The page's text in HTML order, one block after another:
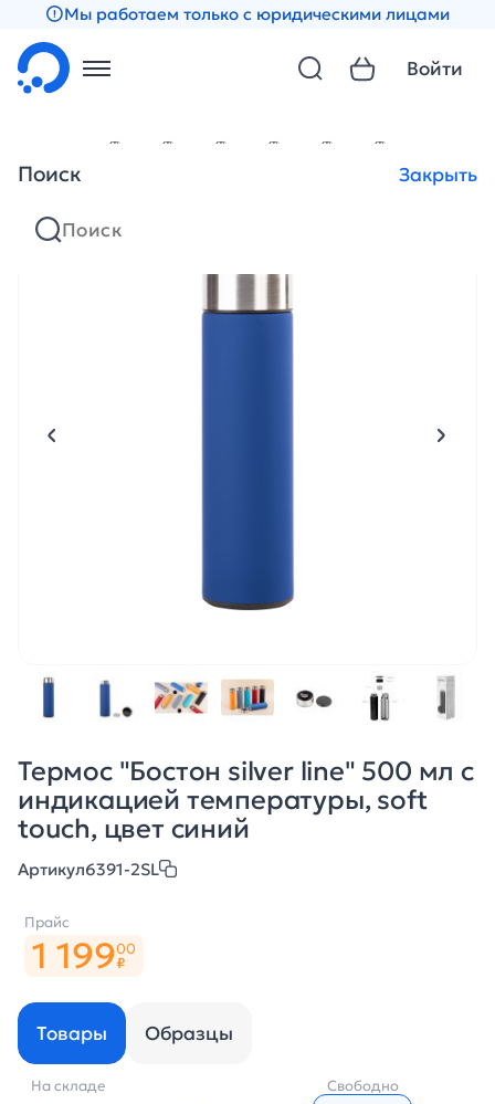
Мы работаем только с юридическими лицами
Поиск Закрыть
Войти
Термос "Бостон silver line" 500 мл с
индикацией температуры, soft
touch, цвет синий
Артикул6391-2SL
Прайс
1 19900
₽
Товары Образцы
На складе Свободно